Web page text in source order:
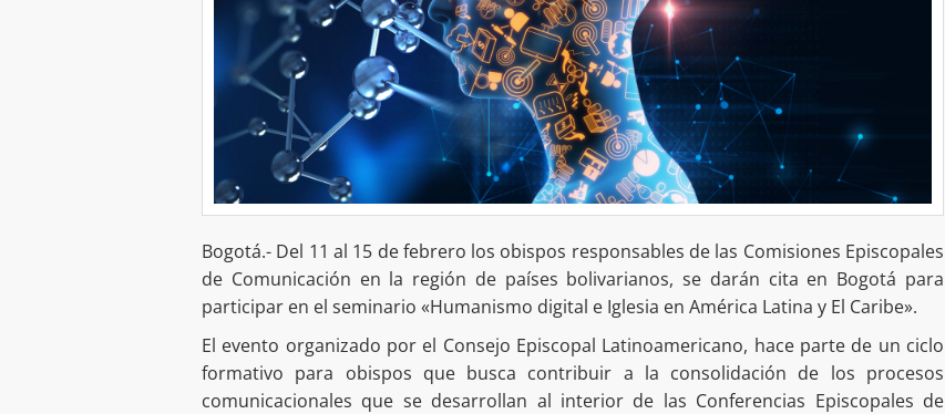
Bogotá.- Del 11 al 15 de febrero los obispos responsables de las Comisiones Episcopales
de Comunicación en la región de países bolivarianos, se darán cita en Bogotá para
participar en el seminario «Humanismo digital e Iglesia en América Latina y El Caribe».
El evento organizado por el Consejo Episcopal Latinoamericano, hace parte de un ciclo
formativo para obispos que busca contribuir a la consolidación de los procesos
comunicacionales que se desarrollan al interior de las Conferencias Episcopales de